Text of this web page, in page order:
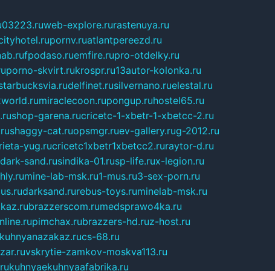
03223.ruweb-explore.rurastenuya.ru
pornv.ruatlantpereezd.ru
fpodaso.ruemfire.rupro-otdelky.ru
porno-skvirt.rukrospr.ru13autor-kolonka.ru
delfinet.rusilvernano.ruelestal.ru
miraclecoon.rupongup.ruhostel65.ru
shop-garena.rucricetc-1-xbetr-1-xbetcc-2.ru
shaggy-cat.ruopsmgr.ruev-gallery.rug-2012.ru
yug.rucricetc1xbetr1xbetcc2.ruraytor-d.ru
dark-sand.rusindika-01.rusp-life.rux-legion.ru
mine-lab-msk.ru1-mus.ru3-sex-porn.ru
darksand.rurebus-toys.ruminelab-msk.ru
brazzerscom.rumedsprawo4ka.ru
pimchax.rubrazzers-hd.ruz-host.ru
cs-68.ru
vskrytie-zamkov-moskva113.ru
kuhnyaekuhnyaafabrika.ru